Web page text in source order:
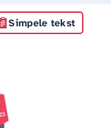
Simpele tekst